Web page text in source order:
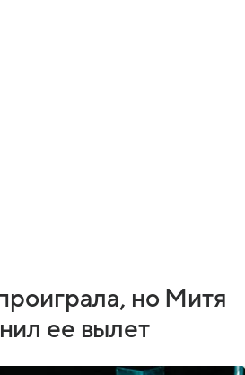
но Митя
ее вылет